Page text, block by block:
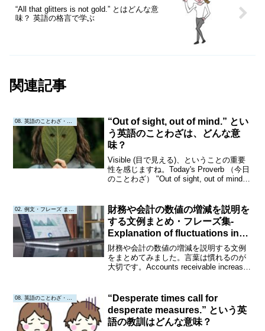
“All that glitters is not gold.” とはどんな意
味？ 英語の格言で学ぶ
関連記事
08. 英語のことわざ・教訓
“Out of sight, out of mind.” とい
う英語のことわざは、どんな意
味？
Visible (目で見える)、ということの重要
性を感じますね。Today's Proverb （今日
のことわざ） "Out of sight, out of mind."
02. 例文・フレーズ まとめ
財務や会計の数値の増減を説明を
する文例まとめ・フレーズ集-
Explanation of fluctuations in
financial figures
財務や会計の数値の増減を説明する文例
をまとめてみました。言葉は慣れるのが
大切です。Accounts receivable increased
“Desperate times call for
desperate measures.” という英
語の教訓はどんな意味？